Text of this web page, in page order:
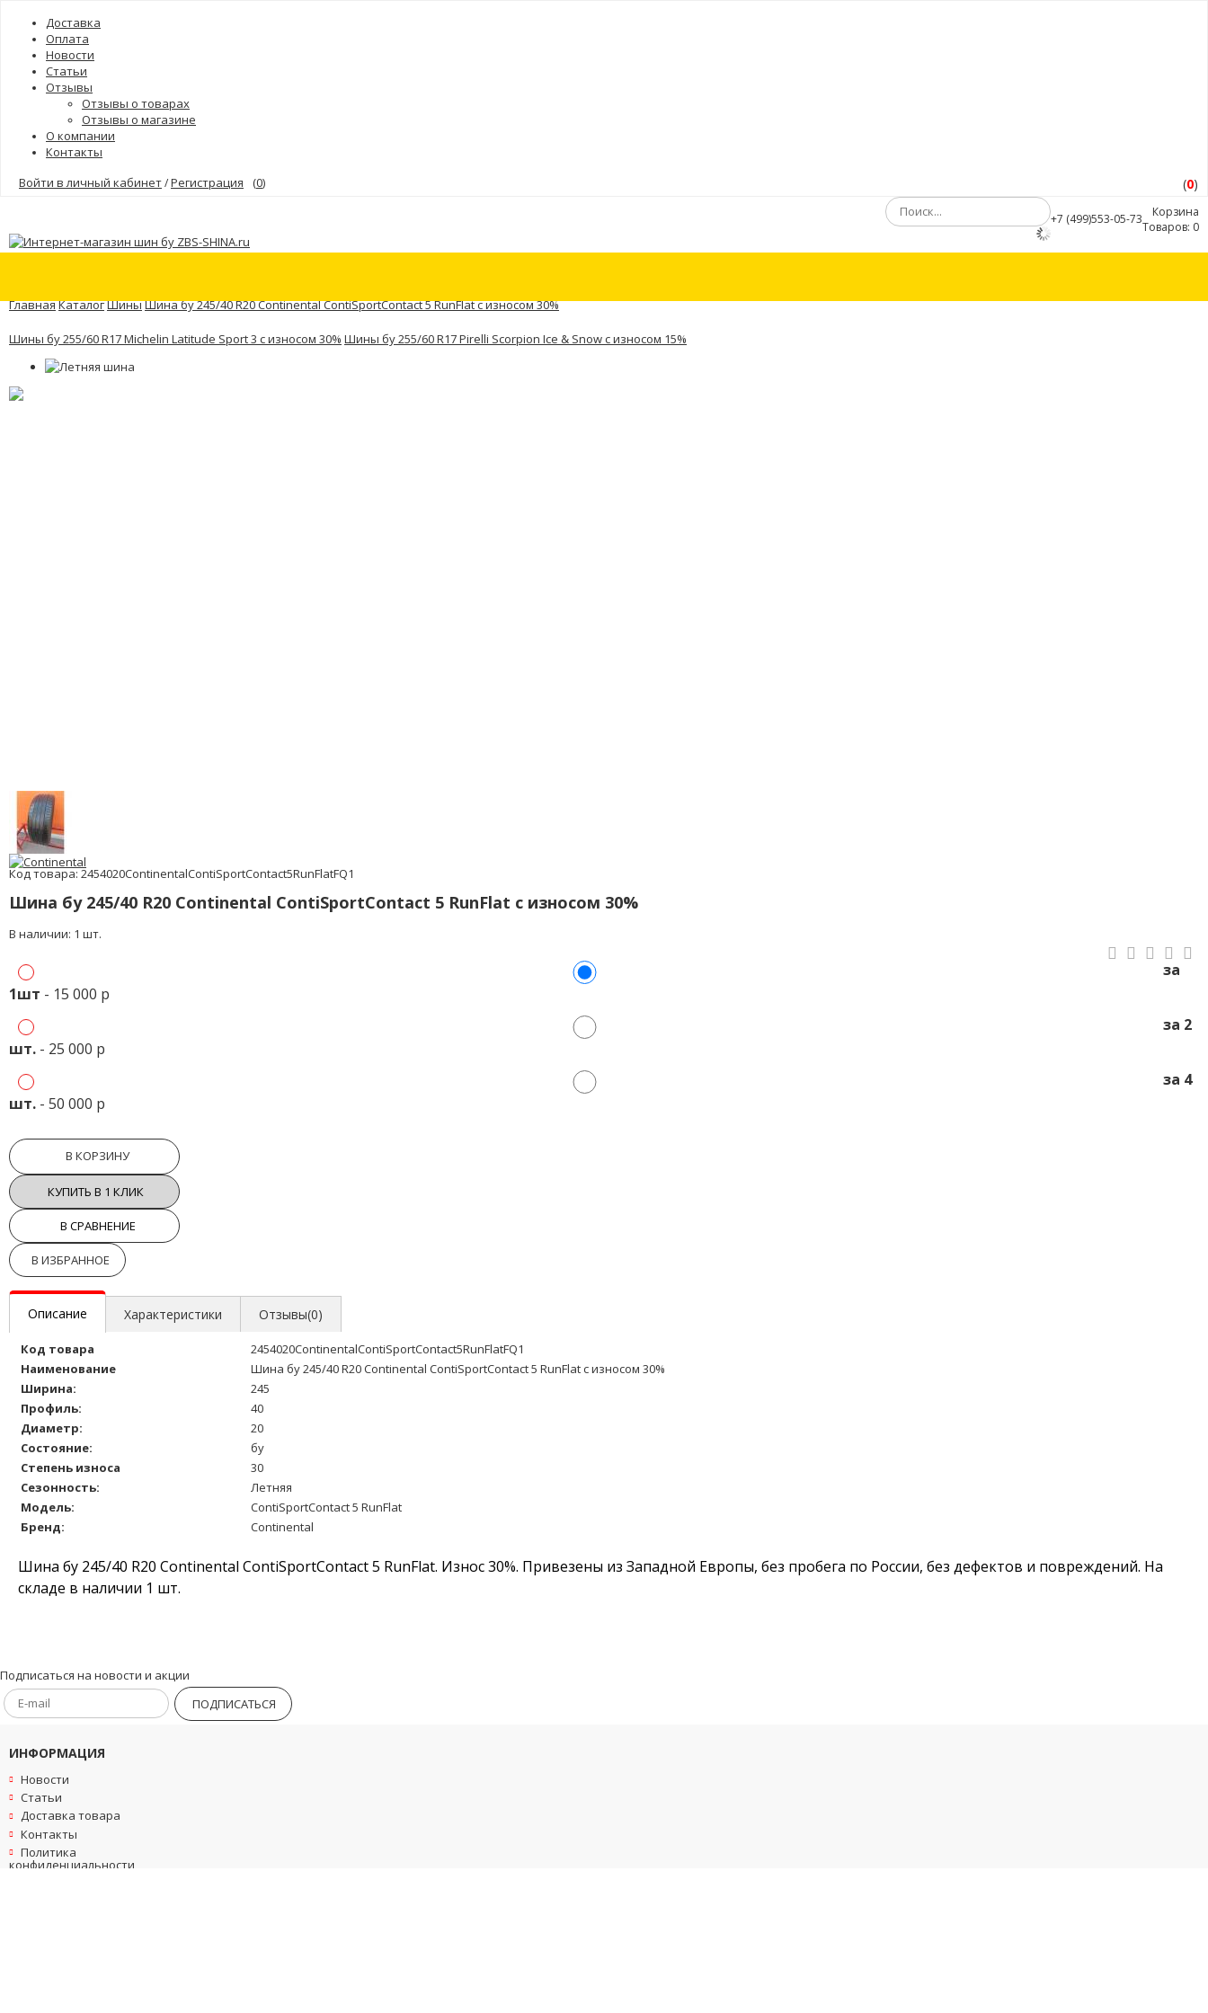
Доставка
Оплата
Новости
Статьи
Отзывы
Отзывы о товарах
Отзывы о магазине
О компании
Контакты
Войти в личный кабинет/Регистрация (0) (0)
+7 (499)553-05-73
Корзина
Товаров: 0
ГлавнаяКаталогШиныШина бу 245/40 R20 Continental ContiSportContact 5 RunFlat с износом 30%
Шины бу 255/60 R17 Michelin Latitude Sport 3 с износом 30% Шины бу 255/60 R17 Pirelli Scorpion Ice & Snow с износом 15%
Код товара: 2454020ContinentalContiSportContact5RunFlatFQ1
Шина бу 245/40 R20 Continental ContiSportContact 5 RunFlat с износом 30%
В наличии: 1 шт.
за
1шт - 15 000 р
за 2
шт. - 25 000 р
за 4
шт. - 50 000 р
В КОРЗИНУ
КУПИТЬ В 1 КЛИК
В СРАВНЕНИЕ
В ИЗБРАННОЕ
Описание Характеристики Отзывы(0)
Код товара
2454020ContinentalContiSportContact5RunFlatFQ1
Наименование
Шина бу 245/40 R20 Continental ContiSportContact 5 RunFlat с износом 30%
Ширина:
245
Профиль:
40
Диаметр:
20
Состояние:
бу
Степень износа
30
Сезонность:
Летняя
Модель:
ContiSportContact 5 RunFlat
Бренд:
Continental
Шина бу 245/40 R20 Continental ContiSportContact 5 RunFlat. Износ 30%. Привезены из Западной Европы, без пробега по России, без дефектов и повреждений. На
складе в наличии 1 шт.
Подписаться на новости и акции
ПОДПИСАТЬСЯ
ИНФОРМАЦИЯ
Новости
Статьи
Доставка товара
Контакты
Политика
конфиденциальности